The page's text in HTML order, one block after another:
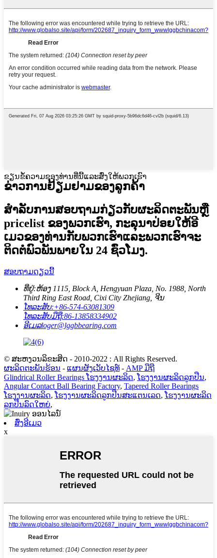
ຂຽນຂໍ້ຄວາມຂອງທ່ານທີ່ນີ້ແລະສົ່ງໃຫ້ພວກເຮົາ
ຂ່າວການຢ້ຽມຢາມຂອງລູກຄ້າ
ສໍາ​ລັບ​ການ​ສອບ​ຖາມ​ກ່ຽວ​ກັບ​ຜະ​ລິດ​ຕະ​ພັນ​ຫຼື
pricelist ຂອງ​ພວກ​ເຮົາ​, ກະ​ລຸ​ນາ​ປ່ອຍ​ໃຫ້​ອີ​
ເມວ​ຂອງ​ທ່ານ​ກັບ​ພວກ​ເຮົາ​ແລະ​ພວກ​ເຮົາ​ຈະ​
ຕິດ​ຕໍ່​ພົວ​ພັນ​ພາຍ​ໃນ 24 ຊົ່ວ​ໂມງ​.
ສອບຖາມດຽວນີ້
ທີ່ຢູ່:ຫ້ອງ 1115, Block A, Hengyuan Plaza, No. 1988, North
Third Ring East Road, Cixi City Zhejiang, ຈີນ
ໂທລະສັບ:+86-574-63081309
ໂທລະສັບມືຖື:86-13858334902
ອີເມລloger@lggbbearing.com
© ສະຫງວນລິຂະສິດ - 2010-2022 : All Rights Reserved.
ຜະລິດຕະພັນຮ້ອນ - ແຜນຜັງເວັບໄຊທ໌ - AMP ມືຖື
Glindrical Roller Bearings ໂຮງງານຜະລິດ, ໂຮງງານຜະລິດລູກປືນ,
Angular Contact Ball Bearing Factory, Tapered Roller Bearings
ໂຮງງານຜະລິດ, ໂຮງງານຜະລິດລູກປືນສະແຕນເລດ, ໂຮງງານຜະລິດ
ລູກປືນລົດໃຫຍ່,
ສົ່ງອີເມວ
x